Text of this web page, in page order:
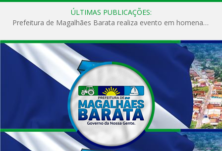
ÚLTIMAS PUBLICAÇÕES:
Prefeitura de Magalhães Barata realiza evento em homenagem ao Dia Internacional da Mulher